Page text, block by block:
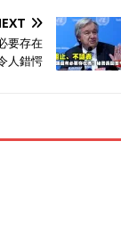
要存在
人錯愕